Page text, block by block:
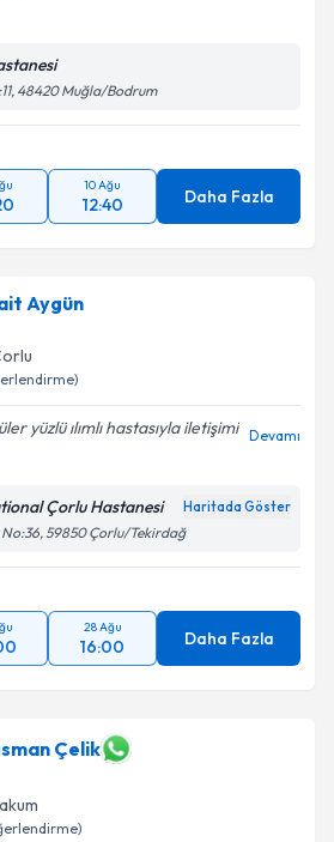
48420 Muğla/Bodrum
10 Ağu
12:40 Daha Fazla
Aygün
yüzlü ılımlı hastasıyla iletişimi Devamı
Çorlu Hastanesi Haritada Göster
No:36, 59850 Çorlu/Tekirdağ
28 Ağu
16:00 Daha Fazla
Çelik